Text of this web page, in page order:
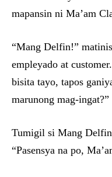
mapansin ni Ma’am
“Mang Delfin!”
empleyado at
bisita tayo, tapos
marunong mag-ingat?”
Tumigil si Mang Delfin
“Pasensya na po,